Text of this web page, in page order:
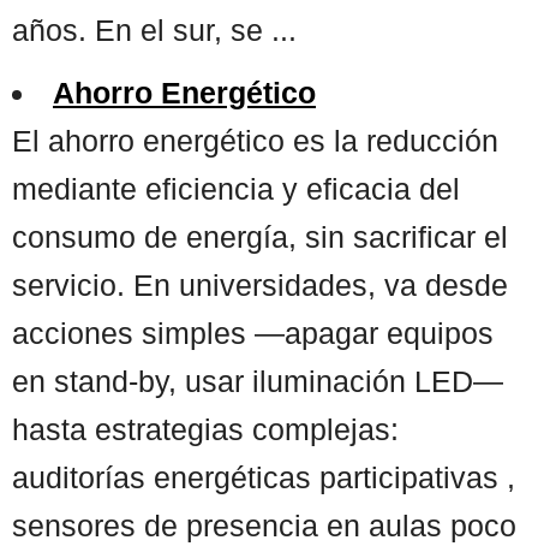
años. En el sur, se ...
Ahorro Energético
El ahorro energético es la reducción
mediante eficiencia y eficacia del
consumo de energía, sin sacrificar el
servicio. En universidades, va desde
acciones simples —apagar equipos
en stand-by, usar iluminación LED—
hasta estrategias complejas:
auditorías energéticas participativas ,
sensores de presencia en aulas poco